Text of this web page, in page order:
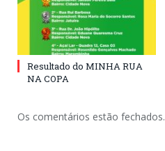
Resultado do MINHA RUA
NA COPA
Os comentários estão fechados.